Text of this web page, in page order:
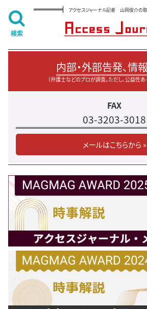
アクセスジャーナル記者 山岡俊介の
内部・外部告発、情
（弁護士などのプロが調査。ただし、公益性あ
FAX
03-3203-3018
メールはこちらから »
検索